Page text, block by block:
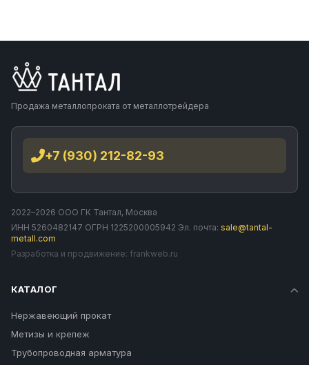
Продажа металлопроката от металлотрейдера
+7 (930) 212-82-93
2022–2026 ООО ГК Тантал, Москва
ИНН 5260482147 ОГРН 1225200005942 Эл. почта: sale@tantal-
metall.com
Разработка и продвижение: frankweb.ru
КАТАЛОГ
Нержавеющий прокат
Метизы и крепеж
Трубопроводная арматура